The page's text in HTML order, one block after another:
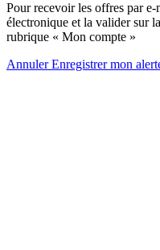
Pour recevoir les offres par
électronique et la valider sur
rubrique « Mon compte »
AnnulerEnregistrer mon